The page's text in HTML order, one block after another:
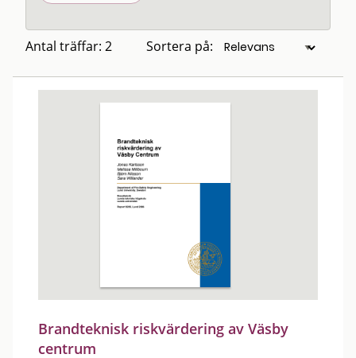
Antal träffar: 2 Sortera på:
Brandteknisk riskvärdering av Väsby
centrum